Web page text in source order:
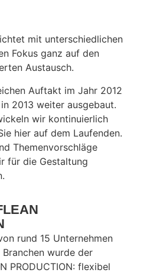
mit unterschiedlichen
Fokus ganz auf den
Austausch.
Auftakt im Jahr 2012
2013 weiter ausgebaut.
wir kontinuierlich
hier auf dem Laufenden.
Themenvorschläge
für die Gestaltung
rund 15 Unternehmen
wurde der
PRODUCTION: flexibel